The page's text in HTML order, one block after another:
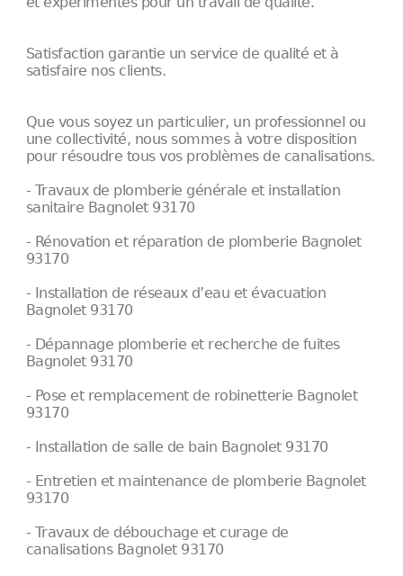
Satisfaction garantie un service de qualité et à
satisfaire nos clients.
Que vous soyez un particulier, un professionnel ou
une collectivité, nous sommes à votre disposition
pour résoudre tous vos problèmes de canalisations.
- Travaux de plomberie générale et installation
sanitaire Bagnolet 93170
- Rénovation et réparation de plomberie Bagnolet
93170
- Installation de réseaux d’eau et évacuation
Bagnolet 93170
- Dépannage plomberie et recherche de fuites
Bagnolet 93170
- Pose et remplacement de robinetterie Bagnolet
93170
- Installation de salle de bain Bagnolet 93170
- Entretien et maintenance de plomberie Bagnolet
93170
- Travaux de débouchage et curage de
canalisations Bagnolet 93170